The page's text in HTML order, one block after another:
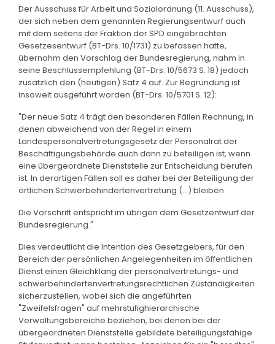
Der Ausschuss für Arbeit und Sozialordnung (11. Ausschuss),
der sich neben dem genannten Regierungsentwurf auch
mit dem seitens der Fraktion der SPD eingebrachten
Gesetzesentwurf (BT-Drs. 10/1731) zu befassen hatte,
übernahm den Vorschlag der Bundesregierung, nahm in
seine Beschlussempfehlung (BT-Drs. 10/5673 S. 18) jedoch
zusätzlich den (heutigen) Satz 4 auf. Zur Begründung ist
insoweit ausgeführt worden (BT-Drs. 10/5701 S. 12):
"Der neue Satz 4 trägt den besonderen Fällen Rechnung, in
denen abweichend von der Regel in einem
Landespersonalvertretungsgesetz der Personalrat der
Beschäftigungsbehörde auch dann zu beteiligen ist, wenn
eine übergeordnete Dienststelle zur Entscheidung berufen
ist. In derartigen Fällen soll es daher bei der Beteiligung der
örtlichen Schwerbehindertenvertretung (...) bleiben.
Die Vorschrift entspricht im übrigen dem Gesetzentwurf der
Bundesregierung."
Dies verdeutlicht die Intention des Gesetzgebers, für den
Bereich der persönlichen Angelegenheiten im öffentlichen
Dienst einen Gleichklang der personalvertretungs- und
schwerbehindertenvertretungsrechtlichen Zuständigkeiten
sicherzustellen, wobei sich die angeführten
"Zweifelsfragen" auf mehrstufighierarchische
Verwaltungsbereiche beziehen, bei denen bei der
übergeordneten Dienststelle gebildete beteiligungsfähige